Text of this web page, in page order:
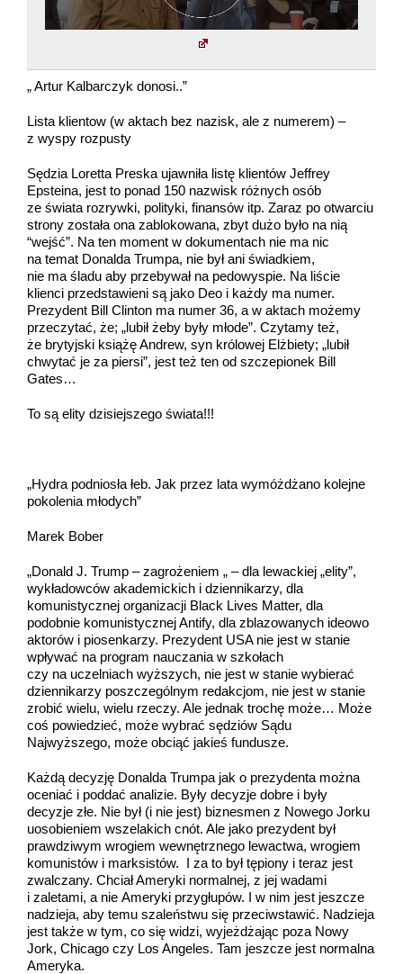
„ Artur Kalbarczyk donosi..”
Lista klientow (w aktach bez nazisk, ale z numerem) –
z wyspy rozpusty
Sędzia Loretta Preska ujawniła listę klientów Jeffrey
Epsteina, jest to ponad 150 nazwisk różnych osób
ze świata rozrywki, polityki, finansów itp. Zaraz po otwarciu
strony została ona zablokowana, zbyt dużo było na nią
“wejść”. Na ten moment w dokumentach nie ma nic
na temat Donalda Trumpa, nie był ani świadkiem,
nie ma śladu aby przebywał na pedowyspie. Na liście
klienci przedstawieni są jako Deo i każdy ma numer.
Prezydent Bill Clinton ma numer 36, a w aktach możemy
przeczytać, że; „lubił żeby były młode”. Czytamy też,
że brytyjski książę Andrew, syn królowej Elżbiety; „lubił
chwytać je za piersi”, jest też ten od szczepionek Bill
Gates…
To są elity dzisiejszego świata!!!
„Hydra podniosła łeb. Jak przez lata wymóżdżano kolejne
pokolenia młodych”
Marek Bober
„Donald J. Trump – zagrożeniem „ – dla lewackiej „elity”,
wykładowców akademickich i dziennikarzy, dla
komunistycznej organizacji Black Lives Matter, dla
podobnie komunistycznej Antify, dla zblazowanych ideowo
aktorów i piosenkarzy. Prezydent USA nie jest w stanie
wpływać na program nauczania w szkołach
czy na uczelniach wyższych, nie jest w stanie wybierać
dziennikarzy poszczególnym redakcjom, nie jest w stanie
zrobić wielu, wielu rzeczy. Ale jednak trochę może… Może
coś powiedzieć, może wybrać sędziów Sądu
Najwyższego, może obciąć jakieś fundusze.
Każdą decyzję Donalda Trumpa jak o prezydenta można
oceniać i poddać analizie. Były decyzje dobre i były
decyzje złe. Nie był (i nie jest) biznesmen z Nowego Jorku
uosobieniem wszelakich cnót. Ale jako prezydent był
prawdziwym wrogiem wewnętrznego lewactwa, wrogiem
komunistów i marksistów. I za to był tępiony i teraz jest
zwalczany. Chciał Ameryki normalnej, z jej wadami
i zaletami, a nie Ameryki przygłupów. I w nim jest jeszcze
nadzieja, aby temu szaleństwu się przeciwstawić. Nadzieja
jest także w tym, co się widzi, wyjeżdżając poza Nowy
Jork, Chicago czy Los Angeles. Tam jeszcze jest normalna
Ameryka.